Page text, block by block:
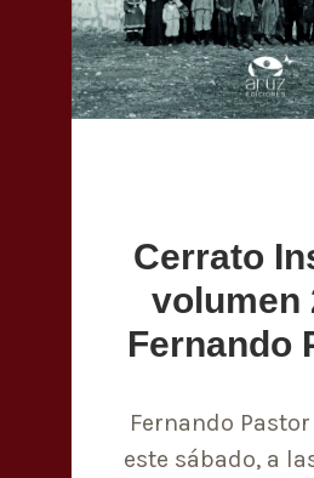
Cerrato
volumen
Fernando
Fernando
este sábado, a